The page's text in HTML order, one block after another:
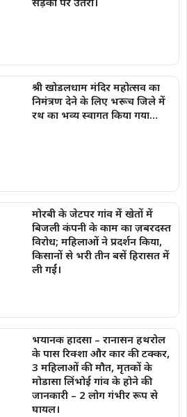
श्री खोडलधाम मंदिर महोत्सव का
निमंत्रण देने के लिए भरूच जिले में
रथ का भव्य स्वागत किया गया…
मोरबी के जेटपर गांव में खेतों में
बिजली कंपनी के काम का ज़बरदस्त
विरोध; महिलाओं ने प्रदर्शन किया,
किसानों से भरी तीन बसें हिरासत में
ली गईं।
भयानक हादसा – रानासन हथरोल
के पास रिक्शा और कार की टक्कर,
3 महिलाओं की मौत, मृतकों के
मोडासा लिंभोई गांव के होने की
जानकारी – 2 लोग गंभीर रूप से
घायल।